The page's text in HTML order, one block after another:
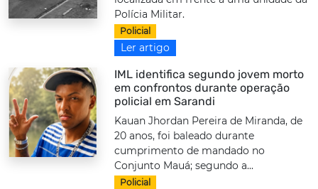
Polícia Militar.
Policial
Ler artigo
IML identifica segundo jovem morto
em confrontos durante operação
policial em Sarandi
Kauan Jhordan Pereira de Miranda, de
20 anos, foi baleado durante
cumprimento de mandado no
Conjunto Mauá; segundo a...
Policial